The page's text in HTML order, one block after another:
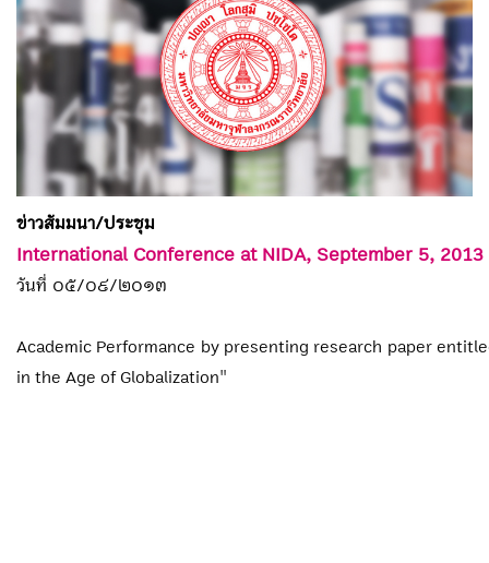
ข่าวสัมมนา/ประชุม
International Conference at NIDA, September 5, 2013
วันที่ ๐๕/๐๙/๒๐๑๓
Academic Performance by presenting research paper
in the Age of Globalization"